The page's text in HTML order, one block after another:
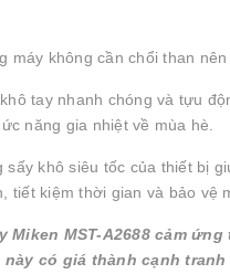
máy không cần chổi than nên
tay nhanh chóng và tựu
năng gia nhiệt về mùa hè.
sấy khô siêu tốc của thiết bị
tiết kiệm thời gian và bảo vệ
Miken MST-A2688 cảm
này có giá thành cạnh